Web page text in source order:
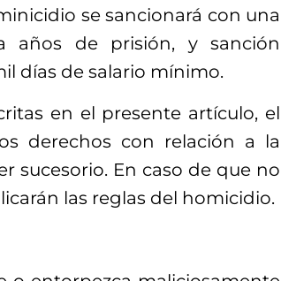
se sancionará con una
años de prisión, y sanción
días de salario mínimo.
en el presente artículo, el
derechos con relación a la
sucesorio. En caso de que no
las reglas del homicidio.